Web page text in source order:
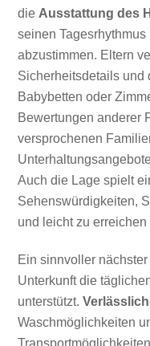
die Ausstattung des
seinen
abzustimmen. Eltern
Sicherheitsdetails und
Babybetten oder
Bewertungen anderer
versprochenen
Auch die Lage spielt
Sehenswürdigkeiten,
und leicht zu erreichen
Ein sinnvoller
Unterkunft die
unterstützt.
Waschmöglichkeiten